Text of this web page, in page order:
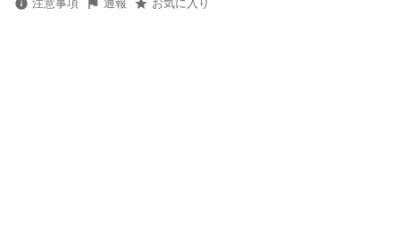
注意事項 通報 お気に入り